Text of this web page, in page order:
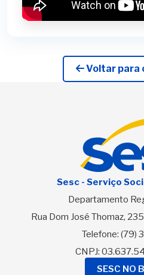
Voltar para
Sesc - Serviço
Departamento
Rua Dom José Thomaz,
Telefone: (79)
CNPJ:
SESC NO